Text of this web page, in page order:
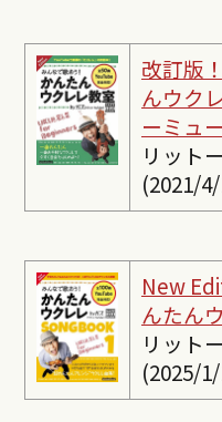
改訂版
んウク
ーミュ
リット
(2021/
New
んたん
リット
(2025/